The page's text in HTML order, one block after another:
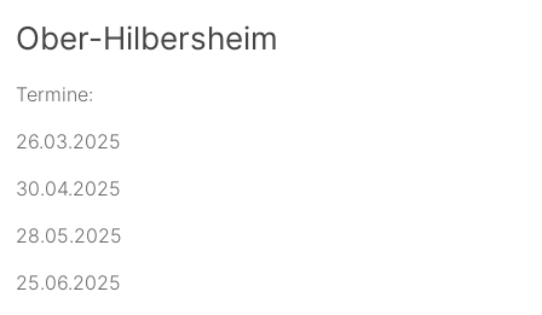
Ober-Hilbersheim
Termine:
26.03.2025
30.04.2025
28.05.2025
25.06.2025